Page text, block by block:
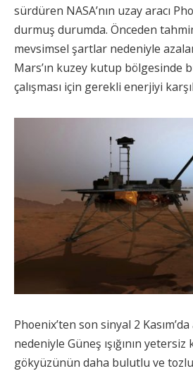
sürdüren NASA’nın uzay aracı
durmuş durumda. Önceden
mevsimsel şartlar nedeniyle azalan
Mars’ın kuzey kutup bölgesinde
çalışması için gerekli enerjiyi
Phoenix’ten son sinyal 2
nedeniyle Güneş ışığının yetersiz
gökyüzünün daha bulutlu ve tozlu